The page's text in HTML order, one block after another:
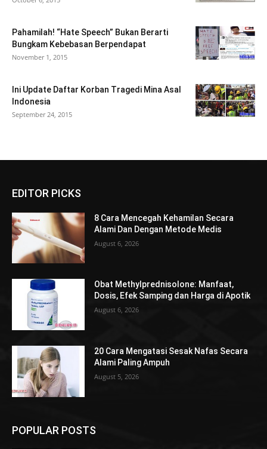
Pahamilah! “Hate Speech” Bukan Berarti
Bungkam Kebebasan Berpendapat
November 1, 2015
Ini Update Daftar Korban Tragedi Mina Asal
Indonesia
September 24, 2015
EDITOR PICKS
8 Cara Mencegah Kehamilan Secara
Alami Dan Dengan Metode Medis
August 6, 2026
Obat Methylprednisolone: Manfaat,
Dosis, Efek Samping dan Harga di Apotik
August 6, 2026
20 Cara Mengatasi Sesak Nafas Secara
Alami Paling Ampuh
August 5, 2026
POPULAR POSTS